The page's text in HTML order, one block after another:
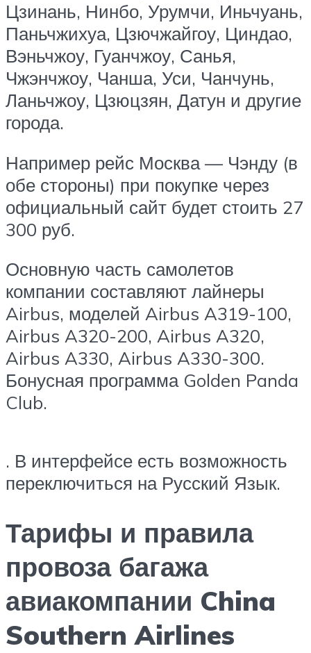
Цзинань, Нинбо, Урумчи, Иньчуань,
Паньчжихуа, Цзючжайгоу, Циндао,
Вэньчжоу, Гуанчжоу, Санья,
Чжэнчжоу, Чанша, Уси, Чанчунь,
Ланьчжоу, Цзюцзян, Датун и другие
города.
Например рейс Москва — Чэнду (в
обе стороны) при покупке через
официальный сайт будет стоить 27
300 руб.
Основную часть самолетов
компании составляют лайнеры
Airbus, моделей Airbus A319-100,
Airbus A320-200, Airbus A320,
Airbus A330, Airbus A330-300.
Бонусная программа Golden Panda
Club.
. В интерфейсе есть возможность
переключиться на Русский Язык.
Тарифы и правила
провоза багажа
авиакомпании China
Southern Airlines